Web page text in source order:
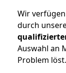
Wir
durch
Auswahl an
Problem löst.